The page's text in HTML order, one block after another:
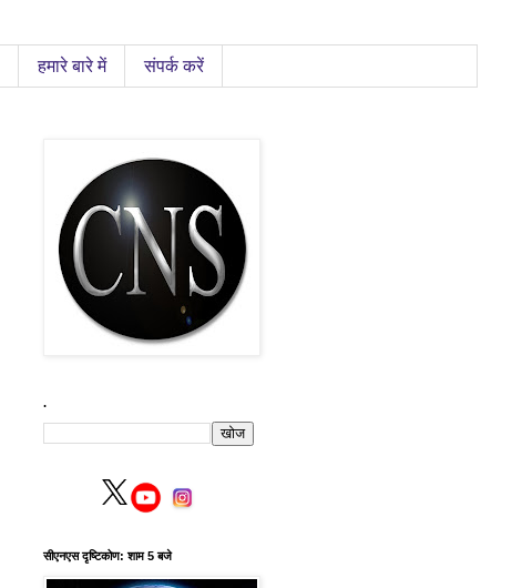
हमारे बारे में संपर्क करें
.
सीएनएस दृष्टिकोण: शाम 5 बजे